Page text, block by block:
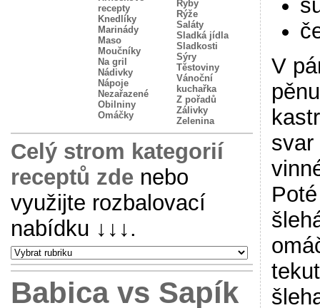
recepty
Knedlíky
Marinády
Maso
Moučníky
Na gril
Nádivky
Nápoje
Nezařazené
Obilniny
Omáčky
Ryby
Rýže
Saláty
Sladká jídla
Sladkosti
Sýry
Těstoviny
Vánoční
kuchařka
Z pořadů
Zálivky
Zelenina
Celý strom kategorií
receptů zde nebo
využijte rozbalovací
nabídku ↓↓↓.
Babica vs Sapík
V